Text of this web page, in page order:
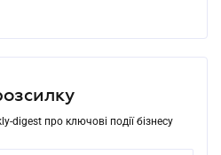
digest про ключові події бізнесу